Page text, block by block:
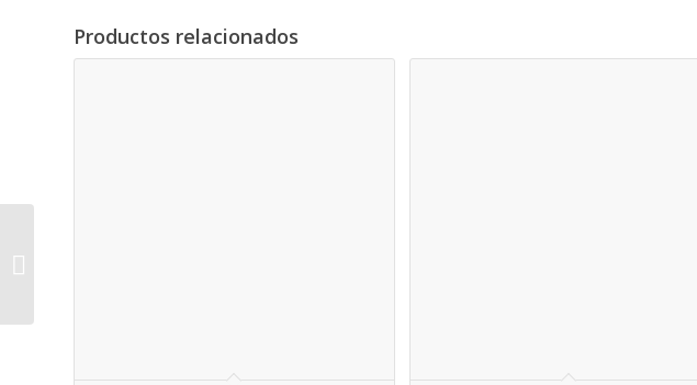
Productos relacionados